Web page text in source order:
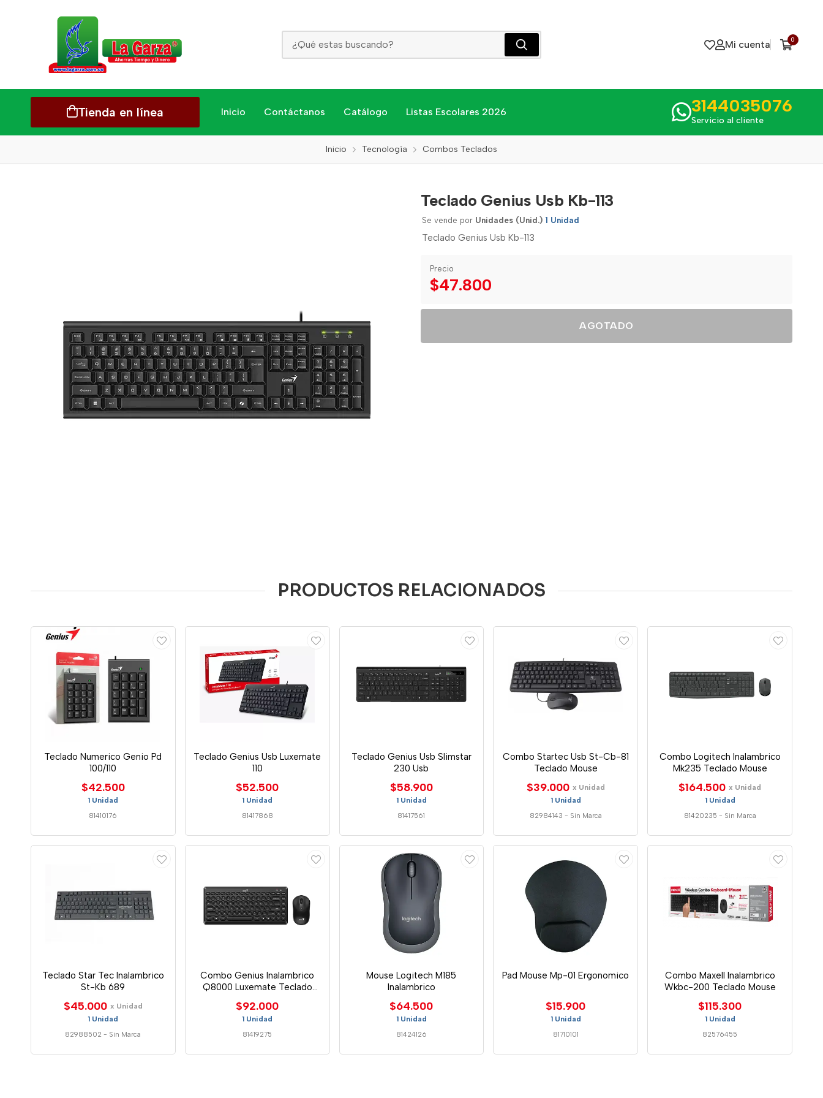
Mi cuenta 0
Tienda en línea Inicio Contáctanos Catálogo Listas Escolares 2026 3144035076
Servicio al cliente
Inicio Tecnología Combos Teclados
Teclado Genius Usb Kb-113
Se vende por Unidades (Unid.) 1 Unidad
Teclado Genius Usb Kb-113
Precio
$47.800
AGOTADO
PRODUCTOS RELACIONADOS
Teclado Numerico Genio Pd
100/110
$42.500
1 Unidad
81410176
Teclado Genius Usb Luxemate
110
$52.500
1 Unidad
81417868
Teclado Genius Usb Slimstar
230 Usb
$58.900
1 Unidad
81417561
Combo Startec Usb St-Cb-81
Teclado Mouse
$39.000 x Unidad
1 Unidad
82984143 - Sin Marca
Combo Logitech Inalambrico
Mk235 Teclado Mouse
$164.500 x Unidad
1 Unidad
81420235 - Sin Marca
Teclado Star Tec Inalambrico
St-Kb 689
$45.000 x Unidad
1 Unidad
82988502 - Sin Marca
Combo Genius Inalambrico
Q8000 Luxemate Teclado
$92.000
1 Unidad
81419275
Mouse Logitech M185
Inalambrico
$64.500
1 Unidad
81424126
Pad Mouse Mp-01 Ergonomico
$15.900
1 Unidad
81710101
Combo Maxell Inalambrico
Wkbc-200 Teclado Mouse
$115.300
1 Unidad
82576455